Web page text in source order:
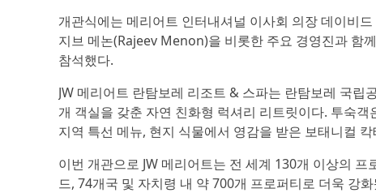
개관식에는 메리어트 인터내셔널 이사회 의장 데이비
지브 메논(Rajeev Menon)을 비롯한 주요 경영진과 함
참석했다.
JW 메리어트 란탐보레 리조트 & 스파는 란탐보레 국
개 객실을 갖춘 자연 친화형 럭셔리 리트릿이다. 투숙
지역 특선 메뉴, 현지 식물에서 영감을 받은 보태니컬
이번 개관으로 JW 메리어트는 전 세계 130개 이상의
드, 74개국 및 자치령 내 약 700개 프로퍼티로 더욱 강